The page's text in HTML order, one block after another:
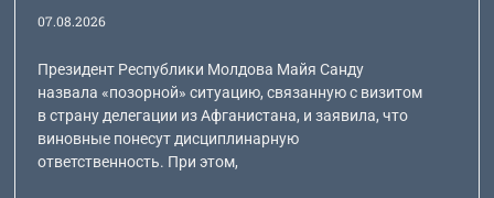
07.08.2026
Президент Республики Молдова Майя Санду
назвала «позорной» ситуацию, связанную с визитом
в страну делегации из Афганистана, и заявила, что
виновные понесут дисциплинарную
ответственность. При этом,